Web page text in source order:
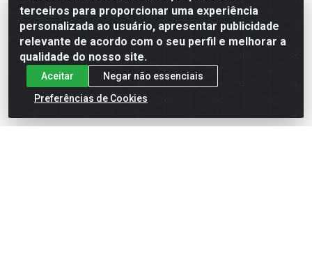
terceiros para proporcionar uma experiência
personalizada ao usuário, apresentar publicidade
relevante de acordo com o seu perfil e melhorar a
qualidade do nosso site.
Aceitar
Negar não essenciais
Preferências de Cookies
Formas de Pagamento